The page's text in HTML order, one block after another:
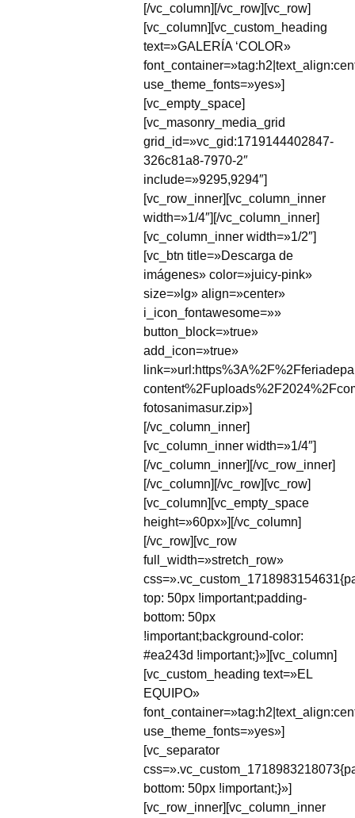
[/vc_column][/vc_row][vc_row]
[vc_column][vc_custom_heading
text=»GALERÍA ‘COLOR»
use_theme_fonts=»yes»]
[vc_empty_space]
[vc_masonry_media_grid
grid_id=»vc_gid:1719144402847-
326c81a8-7970-2″
include=»9295,9294″]
[vc_row_inner][vc_column_inner
width=»1/4″][/vc_column_inner]
[vc_column_inner width=»1/2″]
[vc_btn title=»Descarga de
imágenes» color=»juicy-pink»
size=»lg» align=»center»
i_icon_fontawesome=»»
button_block=»true»
add_icon=»true»
fotosanimasur.zip»]
[/vc_column_inner]
[vc_column_inner width=»1/4″]
[/vc_column_inner][/vc_row_inner]
[/vc_column][/vc_row][vc_row]
[vc_column][vc_empty_space
height=»60px»][/vc_column]
[/vc_row][vc_row
full_width=»stretch_row»
top: 50px !important;padding-
bottom: 50px
!important;background-color:
#ea243d !important;}»][vc_column]
[vc_custom_heading text=»EL
EQUIPO»
use_theme_fonts=»yes»]
[vc_separator
bottom: 50px !important;}»]
[vc_row_inner][vc_column_inner